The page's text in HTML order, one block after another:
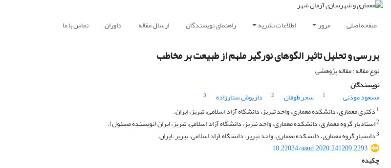
صفحه اصلی مرور اطلاعات نشریه راهنمای نویسندگان ارسال مقاله داوران تماس با ما
بررسی و تحلیل تاثیر الگوهای نورگیر ملهم از طبیعت بر مخاطب
نوع مقاله : مقاله پژوهشی
نویسندگان
مسعود موذنی
1 سحر طوفان 2 داریوش ستارزاده
3
1 دکتری معماری، دانشکده معماری، واحد تبریز، دانشگاه آزاد اسلامی، تبریز، ایران.
2استادیار گروه معماری، دانشکده معماری، واحد تبریز، دانشگاه آزاد اسلامی، تبریز، ایران (نویسنده مسئول).
3دانشیار گروه معماری، دانشکده معماری، واحد تبریز، دانشگاه آزاد اسلامی، تبریز، ایران.
10.22034/aaud.2020.241209.2293
چکیده